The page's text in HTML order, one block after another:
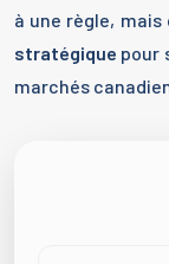
à une règle, mais
stratégique pour
marchés